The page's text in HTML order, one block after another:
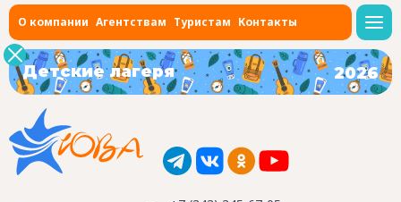
О компании Агентствам Туристам Контакты
Детские лагеря 2026